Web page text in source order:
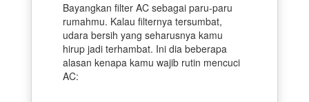
Bayangkan filter AC sebagai paru-paru
rumahmu. Kalau filternya tersumbat,
udara bersih yang seharusnya kamu
hirup jadi terhambat. Ini dia beberapa
alasan kenapa kamu wajib rutin mencuci
AC: